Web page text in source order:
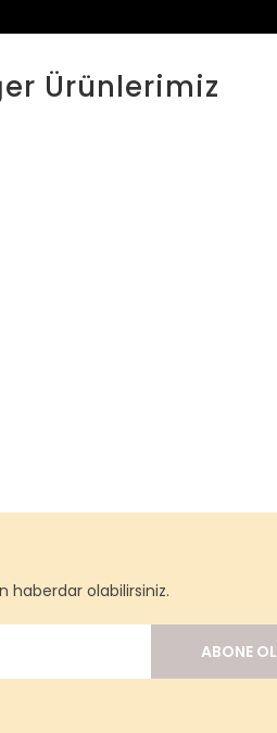
Ürünlerimiz
haberdar olabilirsiniz.
ABONE OL